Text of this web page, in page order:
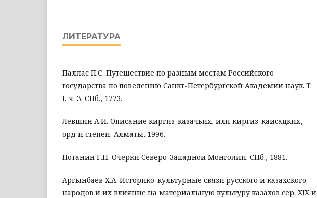
ЛИТЕРАТУРА
Паллас П.С. Путешествие по разным местам Российского
государства по повелению Санкт-Петербургской Академии наук. T.
I, ч. 3. СПб., 1773.
Левшин А.И. Описание киргиз-казачьих, или киргиз-кайсацких,
орд и степей. Алматы, 1996.
Потанин Г.Н. Очерки Северо-Западной Монголии. СПб., 1881.
Аргынбаев Х.А. Историко-культурные связи русского и казахского
народов и их влияние на материальную культуру казахов сер. XIX и